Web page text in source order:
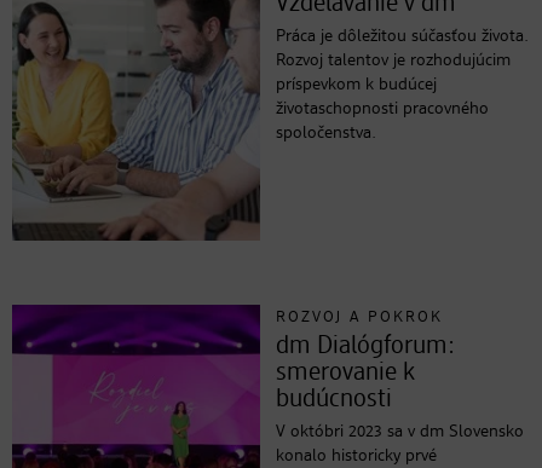
Práca je dôležitou súčasťou života.
Rozvoj talentov je rozhodujúcim
príspevkom k budúcej
životaschopnosti pracovného
spoločenstva.
ROZVOJ A POKROK
dm Dialógforum:
smerovanie k
budúcnosti
V októbri 2023 sa v dm Slovensko
konalo historicky prvé